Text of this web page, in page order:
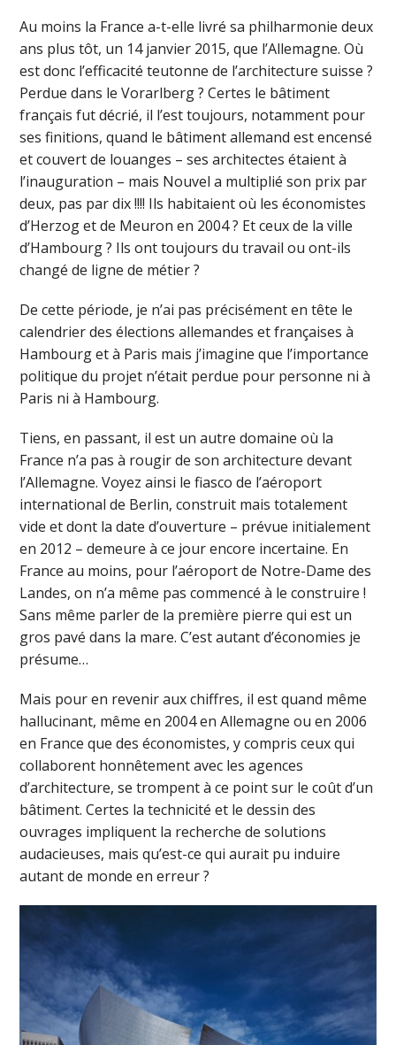
Au moins la France a-t-elle livré sa philharmonie deux
ans plus tôt, un 14 janvier 2015, que l’Allemagne. Où
est donc l’efficacité teutonne de l’architecture suisse ?
Perdue dans le Vorarlberg ? Certes le bâtiment
français fut décrié, il l’est toujours, notamment pour
ses finitions, quand le bâtiment allemand est encensé
et couvert de louanges – ses architectes étaient à
l’inauguration – mais Nouvel a multiplié son prix par
deux, pas par dix !!!! Ils habitaient où les économistes
d’Herzog et de Meuron en 2004 ? Et ceux de la ville
d’Hambourg ? Ils ont toujours du travail ou ont-ils
changé de ligne de métier ?
De cette période, je n’ai pas précisément en tête le
calendrier des élections allemandes et françaises à
Hambourg et à Paris mais j’imagine que l’importance
politique du projet n’était perdue pour personne ni à
Paris ni à Hambourg.
Tiens, en passant, il est un autre domaine où la
France n’a pas à rougir de son architecture devant
l’Allemagne. Voyez ainsi le fiasco de l’aéroport
international de Berlin, construit mais totalement
vide et dont la date d’ouverture – prévue initialement
en 2012 – demeure à ce jour encore incertaine. En
France au moins, pour l’aéroport de Notre-Dame des
Landes, on n’a même pas commencé à le construire !
Sans même parler de la première pierre qui est un
gros pavé dans la mare. C’est autant d’économies je
présume…
Mais pour en revenir aux chiffres, il est quand même
hallucinant, même en 2004 en Allemagne ou en 2006
en France que des économistes, y compris ceux qui
collaborent honnêtement avec les agences
d’architecture, se trompent à ce point sur le coût d’un
bâtiment. Certes la technicité et le dessin des
ouvrages impliquent la recherche de solutions
audacieuses, mais qu’est-ce qui aurait pu induire
autant de monde en erreur ?